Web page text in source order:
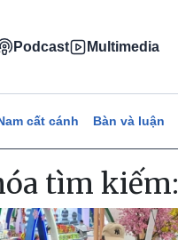
Podcast Multimedia
cất cánh Bàn và luận
tìm kiếm: